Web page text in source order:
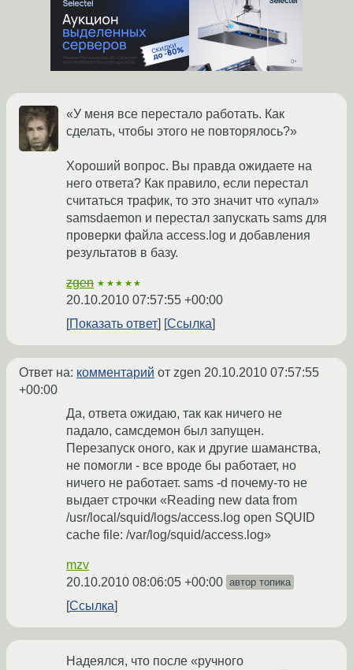
«У меня все перестало работать. Как
сделать, чтобы этого не повторялось?»
Хороший вопрос. Вы правда ожидаете на
него ответа? Как правило, если перестал
считаться трафик, то это значит что «упал»
samsdaemon и перестал запускать sams для
проверки файла access.log и добавления
результатов в базу.
zgen ★★★★★
20.10.2010 07:57:55 +00:00
Показать ответ
Ссылка
Ответ на: комментарий от zgen 20.10.2010 07:57:55
+00:00
Да, ответа ожидаю, так как ничего не
падало, самсдемон был запущен.
Перезапуск оного, как и другие шаманства,
не помогли - все вроде бы работает, но
ничего не работает. sams -d почему-то не
выдает строчки «Reading new data from
/usr/local/squid/logs/access.log open SQUID
cache file: /var/log/squid/access.log»
mzv
20.10.2010 08:06:05 +00:00 автор топика
Ссылка
Надеялся, что после «ручного